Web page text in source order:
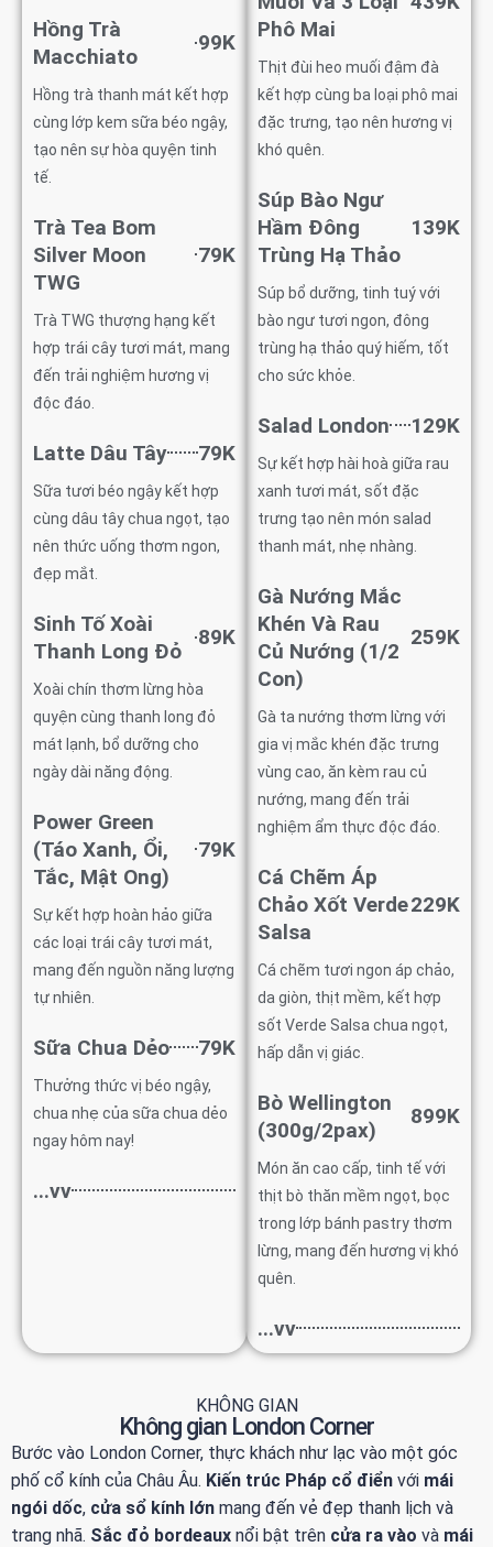
Hồng Trà
Macchiato
99K
Hồng trà thanh mát kết hợp
cùng lớp kem sữa béo ngậy,
tạo nên sự hòa quyện tinh
tế.
Trà Tea Bom
Silver Moon
TWG
79K
Trà TWG thượng hạng kết
hợp trái cây tươi mát, mang
đến trải nghiệm hương vị
độc đáo.
Latte Dâu Tây 79K
Sữa tươi béo ngậy kết hợp
cùng dâu tây chua ngọt, tạo
nên thức uống thơm ngon,
đẹp mắt.
Sinh Tố Xoài
Thanh Long Đỏ
89K
Xoài chín thơm lừng hòa
quyện cùng thanh long đỏ
mát lạnh, bổ dưỡng cho
ngày dài năng động.
Power Green
(Táo Xanh, Ổi,
Tắc, Mật Ong)
79K
Sự kết hợp hoàn hảo giữa
các loại trái cây tươi mát,
mang đến nguồn năng lượng
tự nhiên.
Sữa Chua Dẻo 79K
Thưởng thức vị béo ngậy,
chua nhẹ của sữa chua dẻo
ngay hôm nay!
...vv
Phô Mai
Thịt đùi heo muối đậm đà
kết hợp cùng ba loại phô mai
đặc trưng, tạo nên hương vị
khó quên.
Súp Bào Ngư
Hầm Đông
Trùng Hạ Thảo
139K
Súp bổ dưỡng, tinh tuý với
bào ngư tươi ngon, đông
trùng hạ thảo quý hiếm, tốt
cho sức khỏe.
Salad London 129K
Sự kết hợp hài hoà giữa rau
xanh tươi mát, sốt đặc
trưng tạo nên món salad
thanh mát, nhẹ nhàng.
Gà Nướng Mắc
Khén Và Rau
Củ Nướng (1/2
Con)
259K
Gà ta nướng thơm lừng với
gia vị mắc khén đặc trưng
vùng cao, ăn kèm rau củ
nướng, mang đến trải
nghiệm ẩm thực độc đáo.
Cá Chẽm Áp
Chảo Xốt Verde
Salsa
229K
Cá chẽm tươi ngon áp chảo,
da giòn, thịt mềm, kết hợp
sốt Verde Salsa chua ngọt,
hấp dẫn vị giác.
Bò Wellington
(300g/2pax)
899K
Món ăn cao cấp, tinh tế với
thịt bò thăn mềm ngọt, bọc
trong lớp bánh pastry thơm
lừng, mang đến hương vị khó
quên.
...vv
KHÔNG GIAN
Không gian London Corner
Bước vào London Corner, thực khách như lạc vào một góc
phố cổ kính của Châu Âu. Kiến trúc Pháp cổ điển với mái
ngói dốc, cửa sổ kính lớn mang đến vẻ đẹp thanh lịch và
trang nhã. Sắc đỏ bordeaux nổi bật trên cửa ra vào và mái